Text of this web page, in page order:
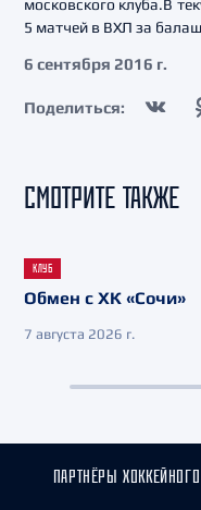
московского клуба.В
5 матчей в ВХЛ за
6 сентября 2016 г.
Поделиться:
СМОТРИТЕ ТАКЖЕ
КЛУБ
Обмен с ХК «Сочи»
7 августа 2026 г.
ПАРТНЁРЫ